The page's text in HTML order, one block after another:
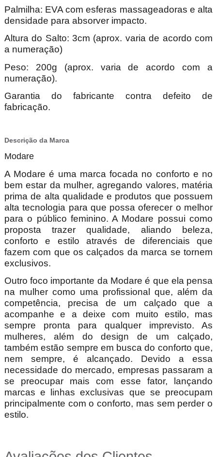
Palmilha: EVA com esferas massageadoras e alta
densidade para absorver impacto.
Altura do Salto: 3cm (aprox. varia de acordo com
a numeração)
Peso: 200g (aprox. varia de acordo com a
numeração).
Garantia do fabricante contra defeito de
fabricação.
Descrição da Marca
Modare
A Modare é uma marca focada no conforto e no
bem estar da mulher, agregando valores, matéria
prima de alta qualidade e produtos que possuem
alta tecnologia para que possa oferecer o melhor
para o público feminino. A Modare possui como
proposta trazer qualidade, aliando beleza,
conforto e estilo através de diferenciais que
fazem com que os calçados da marca se tornem
exclusivos.
Outro foco importante da Modare é que ela pensa
na mulher como uma profissional que, além da
competência, precisa de um calçado que a
acompanhe e a deixe com muito estilo, mas
sempre pronta para qualquer imprevisto. As
mulheres, além do design de um calçado,
também estão sempre em busca do conforto que,
nem sempre, é alcançado. Devido a essa
necessidade do mercado, empresas passaram a
se preocupar mais com esse fator, lançando
marcas e linhas exclusivas que se preocupam
principalmente com o conforto, mas sem perder o
estilo.